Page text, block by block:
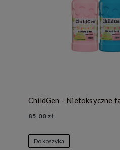
85,00 zł
Do koszyka